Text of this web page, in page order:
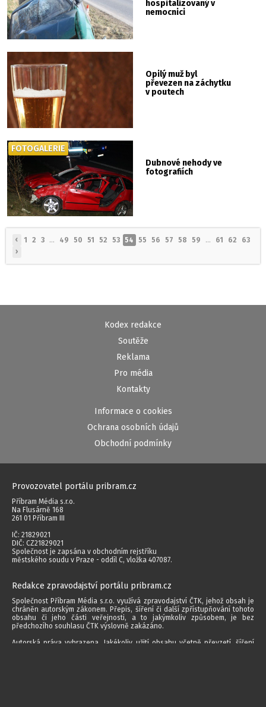
hospitalizovaný v
nemocnici
Opilý muž byl
převezen na záchytku
v poutech
Dubnové nehody ve
fotografiích
FOTOGALERIE
‹ 1 2 3 ... 49 50 51 52 53 54 55 56 57 58 59 ... 61 62 63
›
Kodex redakce
Soutěže
Reklama
Pro média
Kontakty
Informace o cookies
Ochrana osobních údajů
Obchodní podmínky
Provozovatel portálu pribram.cz
Příbram Média s.r.o.
Na Flusárně 168
261 01 Příbram III
IČ: 21829021
DIČ: CZ21829021
Společnost je zapsána v obchodním rejstříku
městského soudu v Praze - oddíl C, vložka 407087.
Redakce zpravodajství portálu pribram.cz
Společnost Příbram Média s.r.o. využívá zpravodajství ČTK, jehož obsah je
chráněn autorským zákonem. Přepis, šíření či další zpřístupňování tohoto
obsahu či jeho části veřejnosti, a to jakýmkoliv způsobem, je bez
předchozího souhlasu ČTK výslovně zakázáno.
Autorská práva vyhrazena. Jakékoliv užití obsahu včetně převzetí, šíření